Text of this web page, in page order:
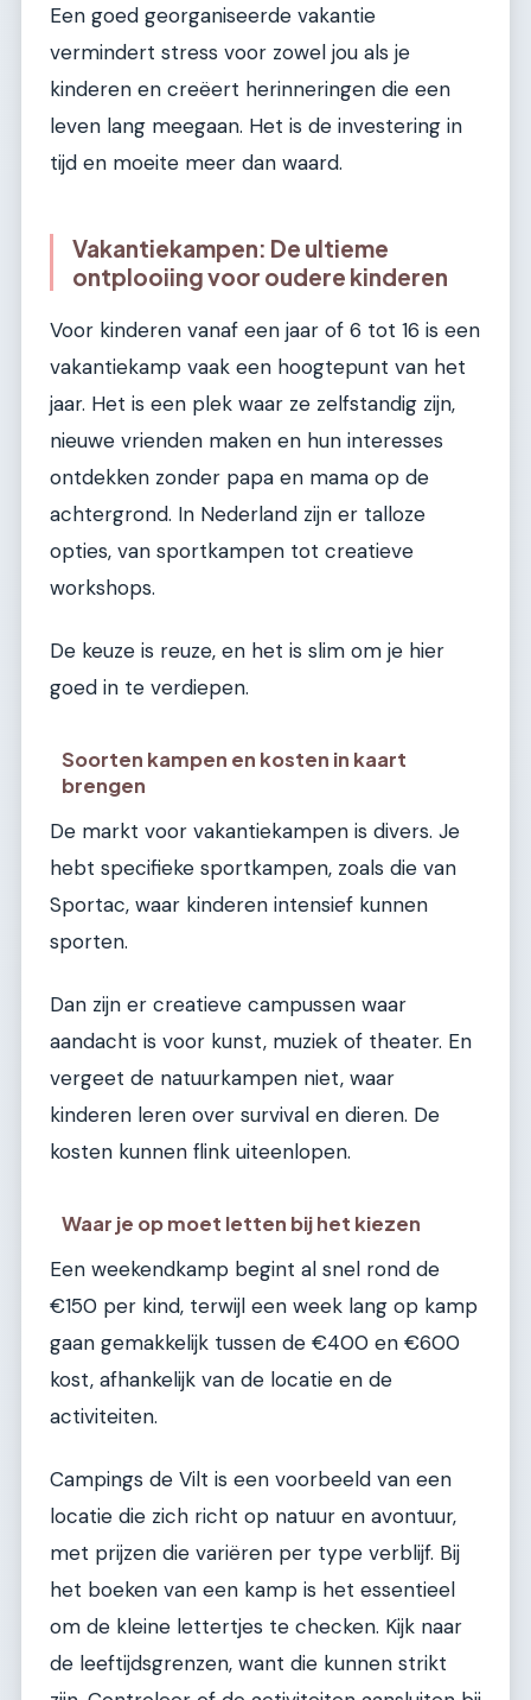
Een goed georganiseerde vakantie
vermindert stress voor zowel jou als je
kinderen en creëert herinneringen die een
leven lang meegaan. Het is de investering in
tijd en moeite meer dan waard.
Vakantiekampen: De ultieme
ontplooiing voor oudere kinderen
Voor kinderen vanaf een jaar of 6 tot 16 is een
vakantiekamp vaak een hoogtepunt van het
jaar. Het is een plek waar ze zelfstandig zijn,
nieuwe vrienden maken en hun interesses
ontdekken zonder papa en mama op de
achtergrond. In Nederland zijn er talloze
opties, van sportkampen tot creatieve
workshops.
De keuze is reuze, en het is slim om je hier
goed in te verdiepen.
Soorten kampen en kosten in kaart
brengen
De markt voor vakantiekampen is divers. Je
hebt specifieke sportkampen, zoals die van
Sportac, waar kinderen intensief kunnen
sporten.
Dan zijn er creatieve campussen waar
aandacht is voor kunst, muziek of theater. En
vergeet de natuurkampen niet, waar
kinderen leren over survival en dieren. De
kosten kunnen flink uiteenlopen.
Waar je op moet letten bij het kiezen
Een weekendkamp begint al snel rond de
€150 per kind, terwijl een week lang op kamp
gaan gemakkelijk tussen de €400 en €600
kost, afhankelijk van de locatie en de
activiteiten.
Campings de Vilt is een voorbeeld van een
locatie die zich richt op natuur en avontuur,
met prijzen die variëren per type verblijf. Bij
het boeken van een kamp is het essentieel
om de kleine lettertjes te checken. Kijk naar
de leeftijdsgrenzen, want die kunnen strikt